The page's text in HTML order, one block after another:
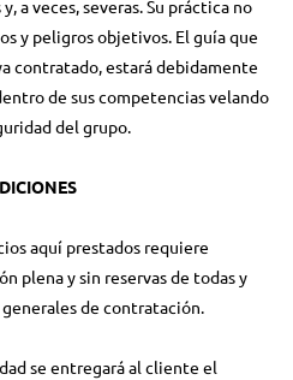
a veces, severas. Su práctica no
y peligros objetivos. El guía que
contratado, estará debidamente
de sus competencias velando
del grupo.
aquí prestados requiere
plena y sin reservas de todas y
de contratación.
se entregará al cliente el